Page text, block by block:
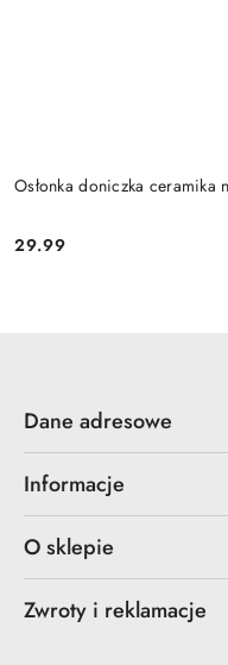
Osłonka doniczka ceramika
Cena:
29.99
Dane adresowe
Informacje
O sklepie
Zwroty i reklamacje